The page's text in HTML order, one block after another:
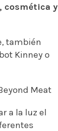
cosmética y
también
Kinney o
Meat
a la luz el